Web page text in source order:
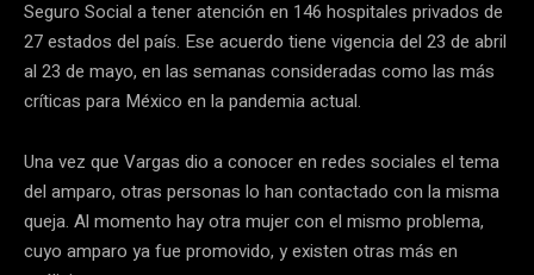
Seguro Social a tener atención en 146 hospitales privados de
27 estados del país. Ese acuerdo tiene vigencia del 23 de abril
al 23 de mayo, en las semanas consideradas como las más
críticas para México en la pandemia actual.
Una vez que Vargas dio a conocer en redes sociales el tema
del amparo, otras personas lo han contactado con la misma
queja. Al momento hay otra mujer con el mismo problema,
cuyo amparo ya fue promovido, y existen otras más en